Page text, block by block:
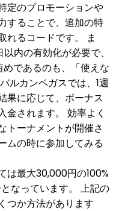
定のプロモーションや
することで、追加の特
れるコードです。 ま
内の有効化が必要で、
であるのも、「使えな
ルカンベガスでは、1週
果に応じて、ボーナス
金されます。 効率よく
トーナメントが開催さ
ムの時に参加してみる
は最大30,000円の100%
なっています。 上記の
つか方法があります